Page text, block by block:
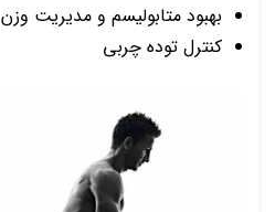
بهبود متابولیسم و مدیریت وزن
کنترل توده چربی